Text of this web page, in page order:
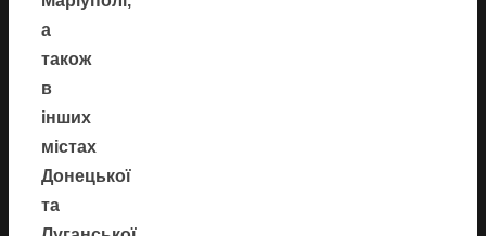
а
також
в
інших
містах
Донецької
та